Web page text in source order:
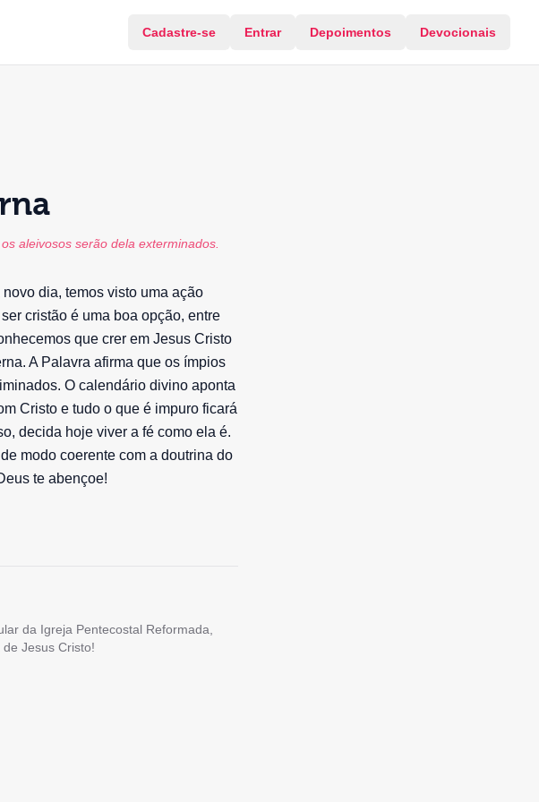
Cadastre-se Entrar Depoimentos Devocionais
aleivosos serão dela exterminados.
dia, temos visto uma ação
cristão é uma boa opção, entre
que crer em Jesus Cristo
A Palavra afirma que os ímpios
O calendário divino aponta
Cristo e tudo o que é impuro ficará
decida hoje viver a fé como ela é.
modo coerente com a doutrina do
te abençoe!
da Igreja Pentecostal Reformada,
Jesus Cristo!